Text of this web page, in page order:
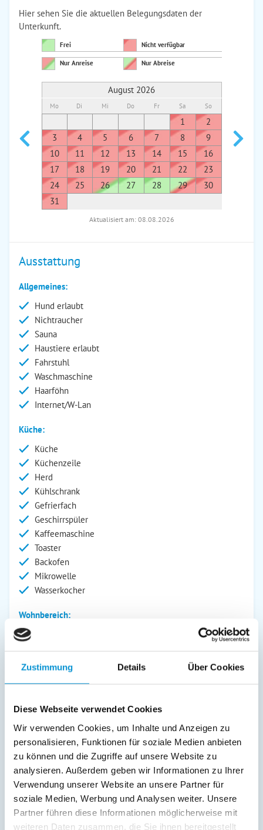
Zustimmung Details Über Cookies
Diese Webseite verwendet Cookies
Wir verwenden Cookies, um Inhalte und Anzeigen zu
personalisieren, Funktionen für soziale Medien anbieten
zu können und die Zugriffe auf unsere Website zu
analysieren. Außerdem geben wir Informationen zu Ihrer
Verwendung unserer Website an unsere Partner für
soziale Medien, Werbung und Analysen weiter. Unsere
Partner führen diese Informationen möglicherweise mit
weiteren Daten zusammen, die Sie ihnen bereitgestellt
Hier sehen Sie die aktuellen Belegungsdaten der
Unterkunft.
Frei Nicht verfügbar
Nur Anreise Nur Abreise
August 2026
Mo Di Mi Do Fr Sa So
1
2
3
4 5 6 7 8
9
10
11 12 13 14 15
16
17
18 19 20 21 22
23
24
25 26 27 28 29
30
31
7
Aktualisiert am: 08.08.2026
Ausstattung
Allgemeines:
Hund erlaubt
Nichtraucher
Sauna
Haustiere erlaubt
Fahrstuhl
Waschmaschine
Haarföhn
Internet/W-Lan
Küche:
Küche
Küchenzeile
Herd
Kühlschrank
Gefrierfach
Geschirrspüler
Kaffeemaschine
Toaster
Backofen
Mikrowelle
Wasserkocher
Wohnbereich:
Fernseher
Radio
Außenanlage:
Garten/Liegewiese
Gartenstühle
Terrasse
Abstellraum
Service:
Verpflegung: